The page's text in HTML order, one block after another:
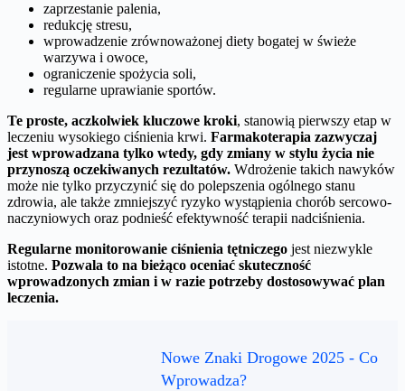
zaprzestanie palenia,
redukcję stresu,
wprowadzenie zrównoważonej diety bogatej w świeże
warzywa i owoce,
ograniczenie spożycia soli,
regularne uprawianie sportów.
Te proste, aczkolwiek kluczowe kroki, stanowią pierwszy etap w
leczeniu wysokiego ciśnienia krwi. Farmakoterapia zazwyczaj
jest wprowadzana tylko wtedy, gdy zmiany w stylu życia nie
przynoszą oczekiwanych rezultatów. Wdrożenie takich nawyków
może nie tylko przyczynić się do polepszenia ogólnego stanu
zdrowia, ale także zmniejszyć ryzyko wystąpienia chorób sercowo-
naczyniowych oraz podnieść efektywność terapii nadciśnienia.
Regularne monitorowanie ciśnienia tętniczego jest niezwykle
istotne. Pozwala to na bieżąco oceniać skuteczność
wprowadzonych zmian i w razie potrzeby dostosowywać plan
leczenia.
Nowe Znaki Drogowe 2025 - Co
Wprowadza?